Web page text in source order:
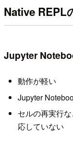
Native REPL
Jupyter
動作が軽い
Jupyter
セルの再実行
応していない